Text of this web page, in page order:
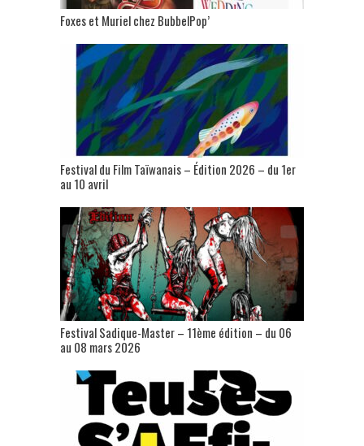
Foxes et Muriel chez BubbelPop’
Festival du Film Taïwanais – Édition 2026 – du 1er
au 10 avril
Festival Sadique-Master – 11ème édition – du 06
au 08 mars 2026